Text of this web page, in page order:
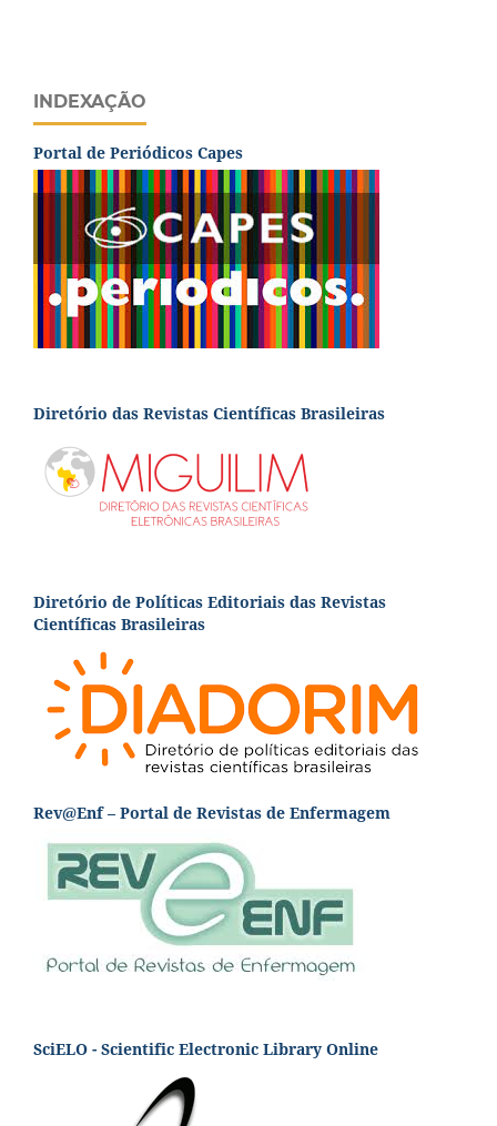
INDEXAÇÃO
Portal de Periódicos Capes
Diretório das Revistas Científicas Brasileiras
Diretório de Políticas Editoriais das Revistas
Científicas Brasileiras
Rev@Enf – Portal de Revistas de Enfermagem
SciELO - Scientific Electronic Library Online